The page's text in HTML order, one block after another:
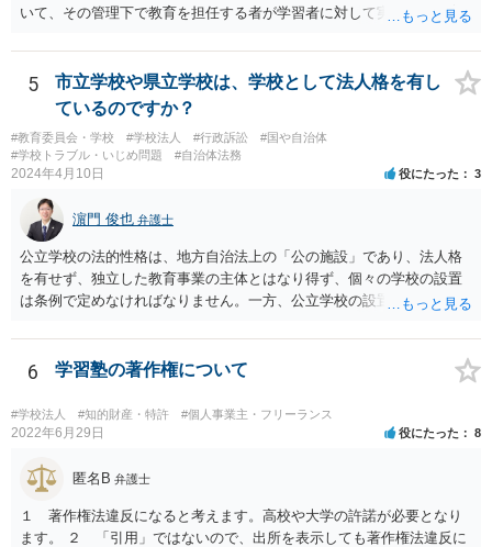
いて、その管理下で教育を担任する者が学習者に対して実施する教育
級活動・クラブ活動・学校行事等）、部活動、課外補習授業等を、該
当しない例として自主的なボランティア活動・保護者会・ＰＴＡ活動
等を列挙しています。 本件をこれに当てはめますと、 ①主体である学
校司書は、学校図書館法第６条第１項上「専ら学校図書館の職務に従
事する職員」と位置づけられ、運用指針にいう「教育を担任する者」
に該当しません。 ②活動内容も、特別活動・学校行事等ではなく、図
したがって、本件展示は「授業の過程」要件を満たさず、３５条によ
る適法化はできないと考えられます。 ただし、繰り返しになります
が、ご相談のケースのような事案が裁判沙汰になることが現実的には
ほぼないため、今後も裁判例が積み重なる可能性がきわめて低く、ど
ちらの解釈が正しいのかについて司法の判断が下されることがないも
5
市立学校や県立学校は、学校として法人格を有し
ているのですか？
#教育委員会・学校 #学校法人 #行政訴訟
#国や自治体
#学校トラブル・いじめ問題
#自治体法務
2024年4月10日 役にたった 3
濵門 俊也 弁護士
公立学校の法的性格は、地方自治法上の「公の施設」であり、法人格
を有せず、独立した教育事業の主体とはなり得ず、個々の学校の設置
は条例で定めなければなりません。一方、公立学校の設置者である地
利義務の主体となる法人格を有し、教育事業の主体となっています。
ちなみに、公立学校は教育行政組織上の取扱いとしては「教育機関」
6 学習塾の著作権について
#学校法人 #知的財産・特許 #個人事業主・フリーランス
2022年6月29日 役にたった 8
匿名B 弁護士
１ 著作権法違反になると考えます。高校や大学の許諾が必要となり
ます。 ２ 「引用」ではないので、出所を表示しても著作権法違反に